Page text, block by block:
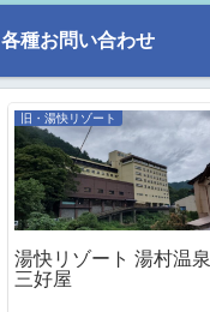
各種お問い合わせ
旧・湯快リゾート
湯快リゾート 湯村温泉
三好屋